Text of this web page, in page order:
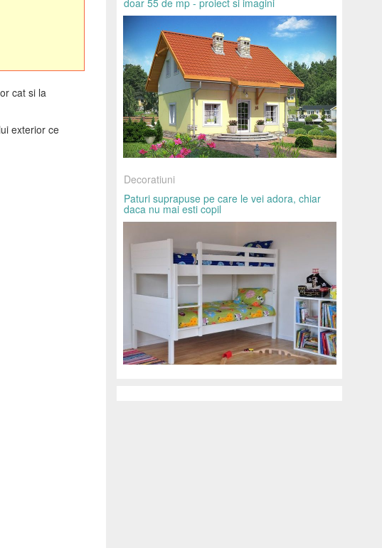
cat si la
exterior ce
doar 55 de mp - proiect si imagini
Decoratiuni
Paturi suprapuse pe care le vei adora, chiar
daca nu mai esti copil